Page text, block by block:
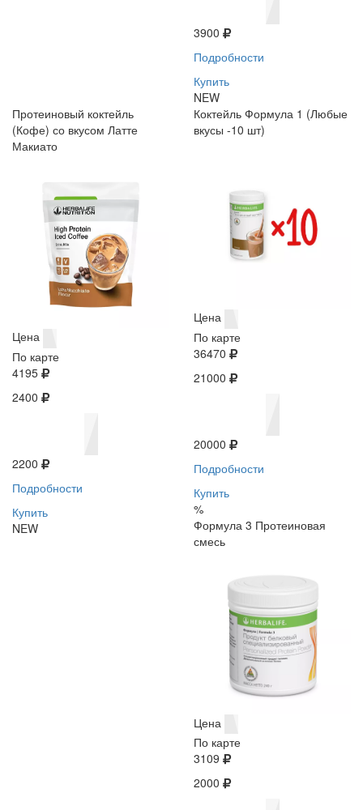
3900
Подробности
Купить
NEW
Протеиновый коктейль
(Кофе) со вкусом Латте
Макиато
Цена
По карте
4195
2400
2200
Подробности
Купить
NEW
Коктейль Формула 1 (Любые
вкусы -10 шт)
Цена
По карте
36470
21000
20000
Подробности
Купить
%
Формула 3 Протеиновая
смесь
Цена
По карте
3109
2000